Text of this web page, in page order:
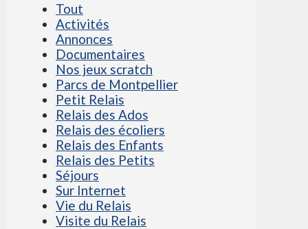
Tout
Activités
Annonces
Documentaires
Nos jeux scratch
Parcs de Montpellier
Petit Relais
Relais des Ados
Relais des écoliers
Relais des Enfants
Relais des Petits
Séjours
Sur Internet
Vie du Relais
Visite du Relais